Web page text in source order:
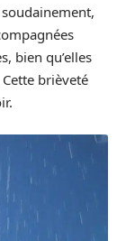
bien qu’elles
brièveté